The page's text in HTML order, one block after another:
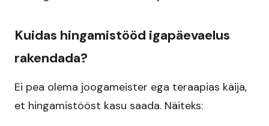
Kuidas hingamistööd igapäevaelus
rakendada?
Ei pea olema joogameister ega teraapias käija,
et hingamistööst kasu saada. Näiteks: